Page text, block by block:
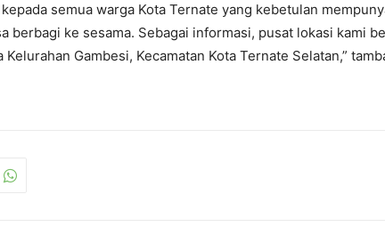
semua warga Kota Ternate yang kebetulan
berbagi ke sesama. Sebagai informasi, pusat lokasi kami
Gambesi, Kecamatan Kota Ternate Selatan,”